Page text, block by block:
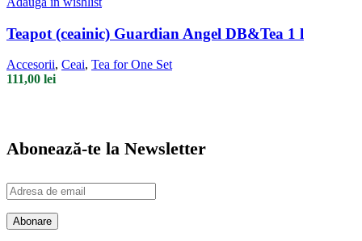
Teapot (ceainic) Guardian Angel DB&Tea 1 l
Accesorii, Ceai, Tea for One Set
111,00 lei
Abonează-te la Newsletter